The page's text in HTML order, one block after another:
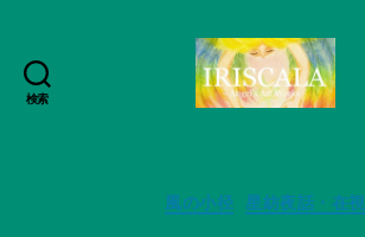
検索
日
カ
風の小径 星紡夜話・在視